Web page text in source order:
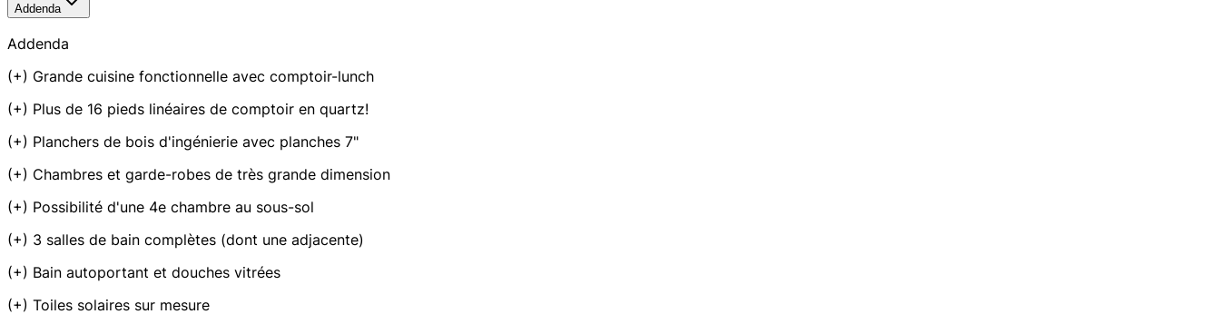
Addenda
Addenda
(+) Grande cuisine fonctionnelle avec comptoir-lunch
(+) Plus de 16 pieds linéaires de comptoir en quartz!
(+) Planchers de bois d'ingénierie avec planches 7"
(+) Chambres et garde-robes de très grande dimension
(+) Possibilité d'une 4e chambre au sous-sol
(+) 3 salles de bain complètes (dont une adjacente)
(+) Bain autoportant et douches vitrées
(+) Toiles solaires sur mesure